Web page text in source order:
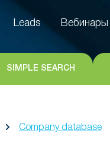
Leads Вебинары
SIMPLE SEARCH
Company database